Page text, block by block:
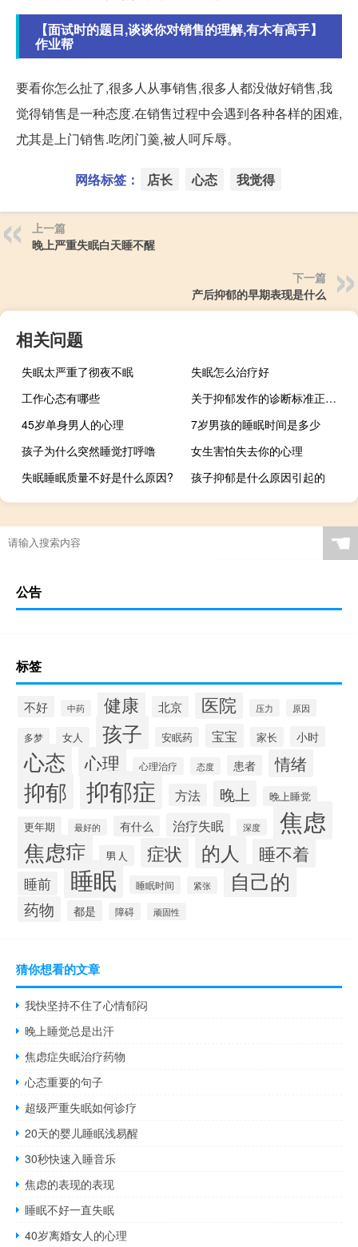
【面试时的题目,谈谈你对销售的理解,有木有高手】
作业帮
要看你怎么扯了,很多人从事销售,很多人都没做好销售,我
觉得销售是一种态度.在销售过程中会遇到各种各样的困难,
尤其是上门销售.吃闭门羹,被人呵斥辱。
网络标签： 店长 心态 我觉得
上一篇
晚上严重失眠白天睡不醒
下一篇
产后抑郁的早期表现是什么
相关问题
失眠太严重了彻夜不眠
失眠怎么治疗好
工作心态有哪些
关于抑郁发作的诊断标准正确的是
45岁单身男人的心理
7岁男孩的睡眠时间是多少
孩子为什么突然睡觉打呼噜
女生害怕失去你的心理
失眠睡眠质量不好是什么原因?
孩子抑郁是什么原因引起的
☚
公告
标签
不好 中药 健康 北京 医院 压力 原因
多梦 女人 孩子 安眠药 宝宝 家长 小时
心态 心理 心理治疗 态度 患者 情绪
抑郁 抑郁症 方法 晚上
晚上睡觉
更年期
最好的 有什么 治疗失眠 深度 焦虑
焦虑症 男人 症状 的人 睡不着
睡前 睡眠 睡眠时间 紧张 自己的
药物 都是 障碍 顽固性
猜你想看的文章
我快坚持不住了心情郁闷
晚上睡觉总是出汗
焦虑症失眠治疗药物
心态重要的句子
超级严重失眠如何诊疗
20天的婴儿睡眠浅易醒
30秒快速入睡音乐
焦虑的表现的表现
睡眠不好一直失眠
40岁离婚女人的心理